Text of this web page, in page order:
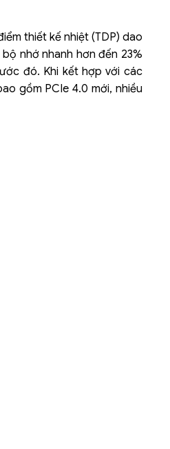
thiết kế nhiệt (TDP) dao
nhớ nhanh hơn đến 23%
đó. Khi kết hợp với các
gồm PCIe 4.0 mới, nhiều